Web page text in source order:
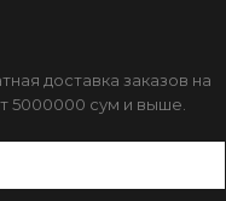
доставка заказов на
5000000 сум и выше.